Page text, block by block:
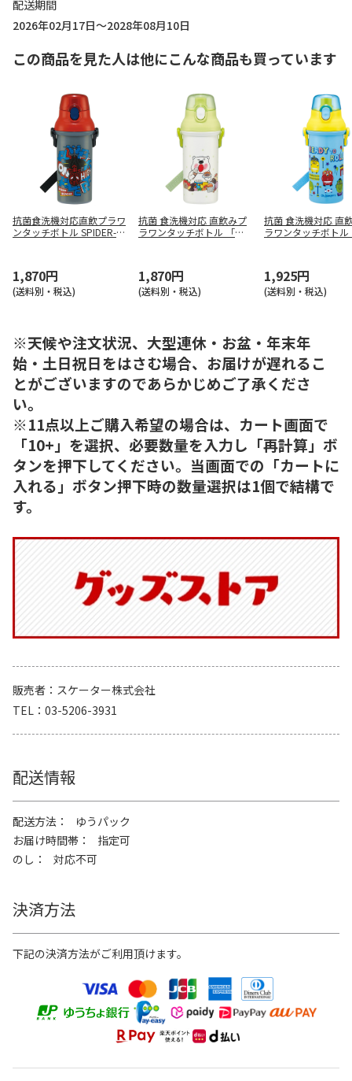
配送期間
2026年02月17日～2028年08月10日
この商品を見た人は他にこんな商品も買っています
抗菌食洗機対応直飲プラワ
ンタッチボトル SPIDER-M
1,870円
(送料別・税込)
抗菌 食洗機対応 直飲みプ
ラワンタッチボトル 「し
1,870円
(送料別・税込)
抗菌 食洗機対応 直
ラワンタッチボトル
1,925円
(送料別・税込)
※天候や注文状況、大型連休・お盆・年末年
始・土日祝日をはさむ場合、お届けが遅れるこ
とがございますのであらかじめご了承くださ
い。
※11点以上ご購入希望の場合は、カート画面で
「10+」を選択、必要数量を入力し「再計算」ボ
タンを押下してください。当画面での「カートに
入れる」ボタン押下時の数量選択は1個で結構で
す。
販売者
スケーター株式会社
TEL
03-5206-3931
配送情報
配送方法
ゆうパック
お届け時間帯
指定可
のし
対応不可
決済方法
下記の決済方法がご利用頂けます。